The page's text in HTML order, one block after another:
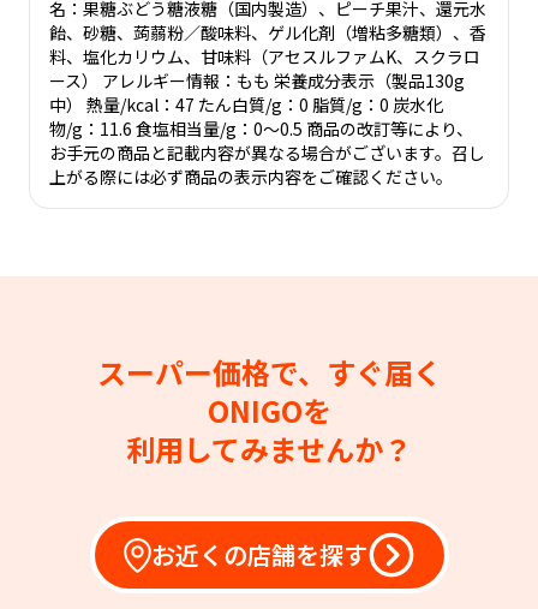
名：果糖ぶどう糖液糖（国内製造）、ピーチ果汁、還元水
飴、砂糖、蒟蒻粉／酸味料、ゲル化剤（増粘多糖類）、香
料、塩化カリウム、甘味料（アセスルファムK、スクラロ
ース） アレルギー情報：もも 栄養成分表示（製品130g
中） 熱量/kcal：47 たん白質/g：0 脂質/g：0 炭水化
物/g：11.6 食塩相当量/g：0～0.5 商品の改訂等により、
お手元の商品と記載内容が異なる場合がございます。召し
上がる際には必ず商品の表示内容をご確認ください。
スーパー価格で、すぐ届く
ONIGOを
利用してみませんか？
お近くの店舗を探す